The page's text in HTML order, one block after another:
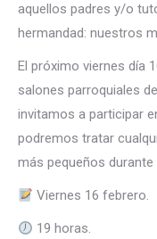
aquellos padres y/o
hermandad: nuestros
El próximo viernes día
salones parroquiales
invitamos a participar
podremos tratar
más pequeños
Viernes 16 febrero.
19 horas.